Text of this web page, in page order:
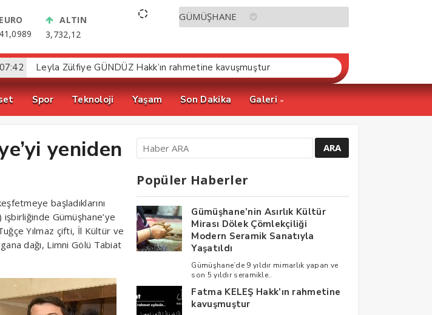
EURO
41,0989
ALTIN
3,732,12
07:42 Leyla Zülfiye GÜNDÜZ Hakk’ın rahmetine kavuşmuştur
Spor Teknoloji Yaşam Son Dakika Galeri
yeniden
başladıklarını
Gümüşhane’ye
Yılmaz çifti, İl Kültür ve
dağı, Limni Gölü Tabiat
Popüler Haberler
Gümüşhane’nin Asırlık Kültür
Mirası Dölek Çömlekçiliği
Modern Seramik Sanatıyla
Yaşatıldı
Gümüşhane’de 9 yıldır mimarlık yapan ve
son 5 yıldır seramikle..
Fatma KELEŞ Hakk’ın rahmetine
kavuşmuştur